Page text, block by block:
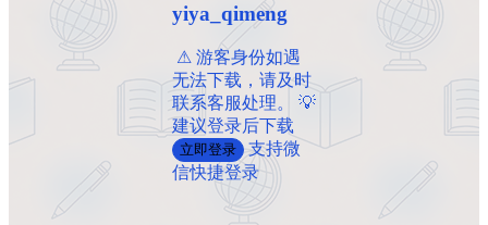
yiya_qimeng
️ ️⚠ 游客身份如遇
无法下载，请及时
联系客服处理。 💡
建议登录后下载
立即登录
支持微
信快捷登录